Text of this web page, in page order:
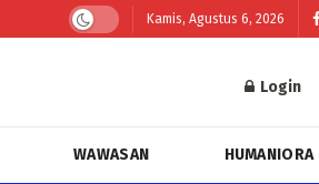
Kamis, Agustus 6, 2026
Login
WAWASAN HUMANIORA